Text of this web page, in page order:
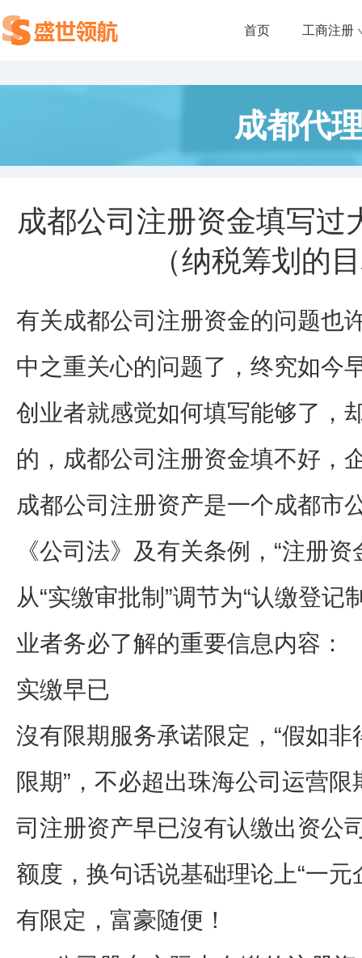
首页 工商注册
成都代
成都公司注册资金填写过
（纳税筹划的
有关成都公司注册资金的问题也
中之重关心的问题了，终究如今
创业者就感觉如何填写能够了，
的，成都公司注册资金填不好，
成都公司注册资产是一个成都市
《公司法》及有关条例，“注册
从“实缴审批制”调节为“认缴登记
业者务必了解的重要信息内容
实缴早已
沒有限期服务承诺限定，“假如
限期”，不必超出珠海公司运
司注册资产早已沒有认缴出资公
额度，换句话说基础理论上“一
有限定，富豪随便！